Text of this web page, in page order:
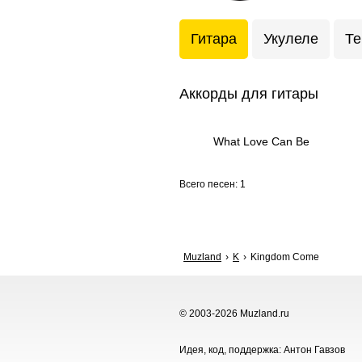
Гитара Укулеле
Аккорды для гитары
What Love Can Be
Всего песен: 1
Muzland K Kingdom Come
© 2003-2026 Muzland.ru
Идея, код, поддержка: Антон Гавзов